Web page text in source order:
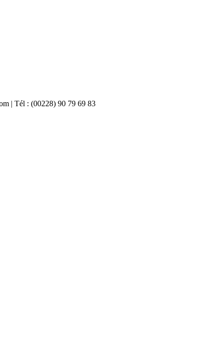
| Tél : (00228) 90 79 69 83